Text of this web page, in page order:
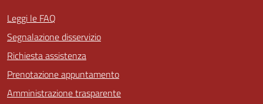
Leggi le FAQ
Segnalazione disservizio
Richiesta assistenza
Prenotazione appuntamento
Amministrazione trasparente